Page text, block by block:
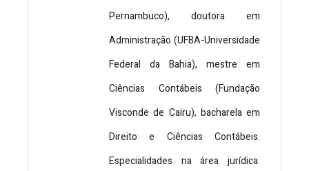
Pernambuco), doutora em
Administração (UFBA-Universidade
Federal da Bahia), mestre em
Ciências Contábeis (Fundação
Visconde de Cairu), bacharela em
Direito e Ciências Contábeis.
Especialidades na área jurídica: